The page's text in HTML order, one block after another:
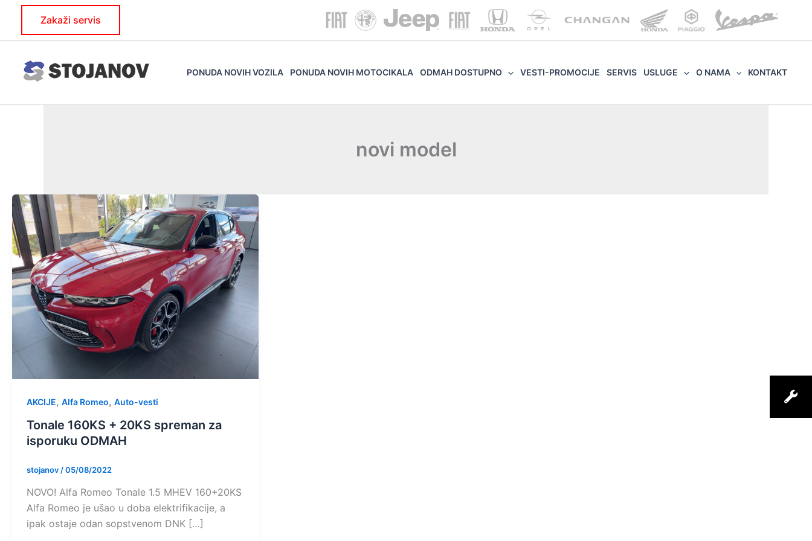
content
Zakaži servis
PONUDA NOVIH VOZILA PONUDA NOVIH MOTOCIKALA ODMAH DOSTUPNO VESTI-PROMOCIJE SERVIS USLUGE O NAMA KONTAKT
novi model
AKCIJE, Alfa Romeo, Auto-vesti
Tonale 160KS + 20KS spreman za
isporuku ODMAH
stojanov /05/08/2022
NOVO! Alfa Romeo Tonale 1.5 MHEV 160+20KS
Alfa Romeo je ušao u doba elektrifikacije, a
ipak ostaje odan sopstvenom DNK […]